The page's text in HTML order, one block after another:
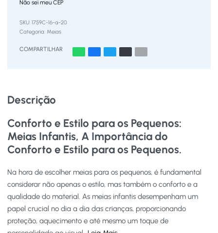
Não sei meu CEP
1759C-16-a-20
Categoria: Meias
COMPARTILHAR
Descrição
Conforto e Estilo para os Pequenos:
Meias Infantis, A Importância do
Conforto e Estilo para os Pequenos.
Na hora de escolher meias para os pequenos, é fundamental
considerar não apenas o estilo, mas também o conforto e a
qualidade do material. As meias infantis desempenham um
papel crucial no dia a dia das crianças, proporcionando
proteção, aquecimento e até mesmo um toque de